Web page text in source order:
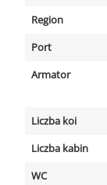
Region
Port
Armator
Liczba koi
Liczba kabin
WC